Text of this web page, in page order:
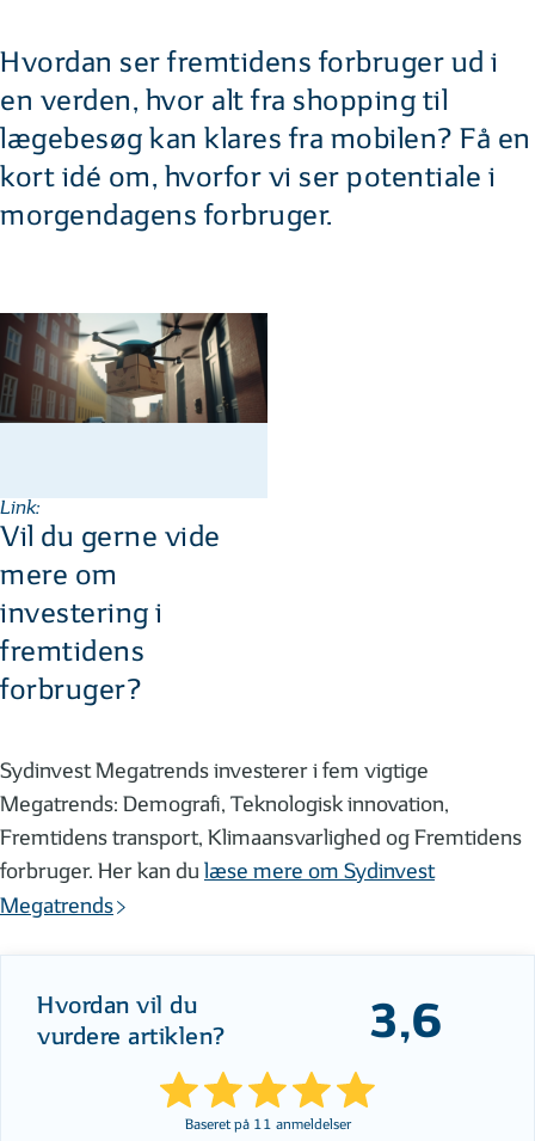
Hvordan ser fremtidens forbruger ud i
en verden, hvor alt fra shopping til
lægebesøg kan klares fra mobilen? Få en
kort idé om, hvorfor vi ser potentiale i
morgendagens forbruger.
Link:
Vil du gerne vide
mere om
investering i
fremtidens
forbruger?
Sydinvest Megatrends investerer i fem vigtige
Megatrends: Demografi, Teknologisk innovation,
Fremtidens transport, Klimaansvarlighed og Fremtidens
forbruger. Her kan du læse mere om Sydinvest
Megatrends
Hvordan vil du
vurdere artiklen?
3,6
Baseret på 11 anmeldelser